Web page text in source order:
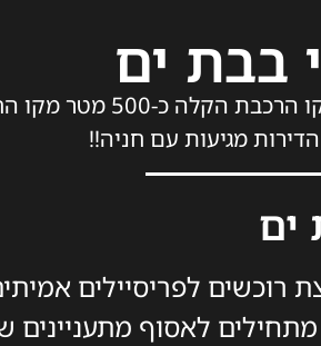
בבת ים
מגיעות עם חניה!!
ים
רוכשים לפריסיילים
לאסוף מתעניינים